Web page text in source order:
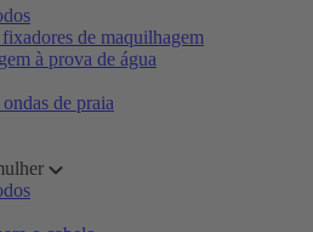
de maquilhagem
à prova de água
de praia